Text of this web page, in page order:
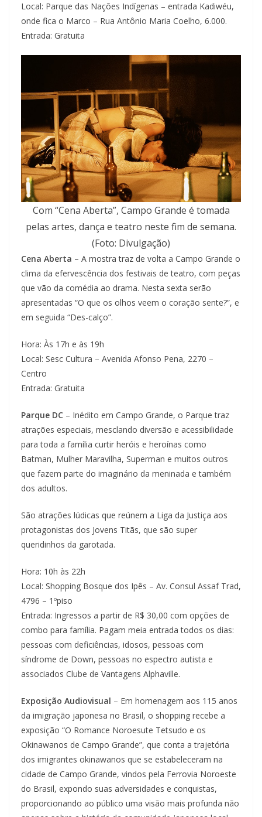
Local: Parque das Nações Indígenas – entrada Kadiwéu,
onde fica o Marco – Rua Antônio Maria Coelho, 6.000.
Entrada: Gratuita
Com “Cena Aberta”, Campo Grande é tomada
pelas artes, dança e teatro neste fim de semana.
(Foto: Divulgação)
Cena Aberta – A mostra traz de volta a Campo Grande o
clima da efervescência dos festivais de teatro, com peças
que vão da comédia ao drama. Nesta sexta serão
apresentadas “O que os olhos veem o coração sente?”, e
em seguida “Des-calço”.
Hora: Às 17h e às 19h
Local: Sesc Cultura – Avenida Afonso Pena, 2270 –
Centro
Entrada: Gratuita
Parque DC – Inédito em Campo Grande, o Parque traz
atrações especiais, mesclando diversão e acessibilidade
para toda a família curtir heróis e heroínas como
Batman, Mulher Maravilha, Superman e muitos outros
que fazem parte do imaginário da meninada e também
dos adultos.
São atrações lúdicas que reúnem a Liga da Justiça aos
protagonistas dos Jovens Titãs, que são super
queridinhos da garotada.
Hora: 10h às 22h
Local: Shopping Bosque dos Ipês – Av. Consul Assaf Trad,
4796 – 1ºpiso
Entrada: Ingressos a partir de R$ 30,00 com opções de
combo para família. Pagam meia entrada todos os dias:
pessoas com deficiências, idosos, pessoas com
síndrome de Down, pessoas no espectro autista e
associados Clube de Vantagens Alphaville.
Exposição Audiovisual – Em homenagem aos 115 anos
da imigração japonesa no Brasil, o shopping recebe a
exposição “O Romance Noroesute Tetsudo e os
Okinawanos de Campo Grande”, que conta a trajetória
dos imigrantes okinawanos que se estabeleceram na
cidade de Campo Grande, vindos pela Ferrovia Noroeste
do Brasil, expondo suas adversidades e conquistas,
proporcionando ao público uma visão mais profunda não